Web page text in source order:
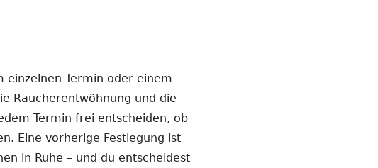
einzelnen Termin oder einem
Raucherentwöhnung und die
Termin frei entscheiden, ob
Eine vorherige Festlegung ist
in Ruhe – und du entscheidest